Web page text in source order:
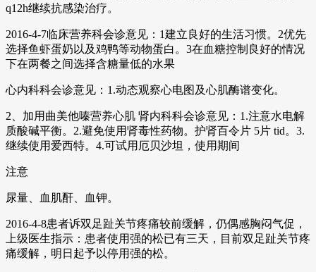
q12h继续抗感染治疗。
2016-4-7临床营养科会诊意见：1建立良好的生活习惯。2优先
选择鱼虾蛋奶以及鸡鸭等动物蛋白。3在血糖控制良好的情况
下在两餐之间选择含糖量低的水果
心内科科会诊意见：1.动态观察心电图及心肌酶谱变化。
2、加用曲美他嗪营养心肌 肾内科科会诊意见：1.注意水电解
质酸碱平衡。2.避免使用肾毒性药物。护肾百令片 5片 tid。3.
继续使用爱西特。4.可试用厄贝沙坦，使用期间
注意
尿量、血肌酐、血钾。
2016-4-8患者诉双足趾关节疼痛较前缓解，仍偶感胸闷气促，
上级医生指示：患者使用强的松已有三天，目前双足趾关节疼
痛缓解，明日起予以停用强的松。